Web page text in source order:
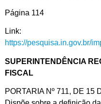
Página 114
Link:
https://pesquisa.in.gov.br/
SUPERINTENDÊNCIA
FISCAL
PORTARIA Nº 711, DE 15